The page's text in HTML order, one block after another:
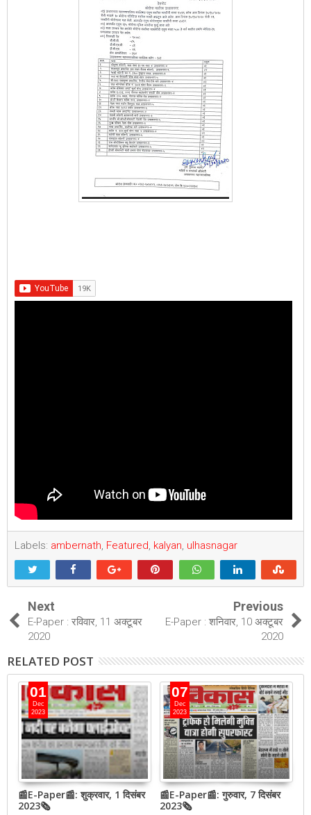
Labels: ambernath, Featured, kalyan, ulhasnagar
Next
E-Paper : रविवार, 11 अक्टूबर
2020
Previous
E-Paper : शनिवार, 10 अक्टूबर
2020
RELATED POST
01
Dec
2023
📰E-Paper📰: शुक्रवार, 1 दिसंबर
2023🗞
07
Dec
2023
📰E-Paper📰: गुरुवार, 7 दिसंबर
2023🗞